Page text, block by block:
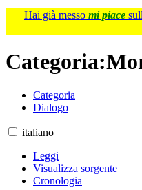
Hai già messo mi piace
Categoria:
Categoria
Dialogo
italiano
Leggi
Visualizza sorgente
Cronologia